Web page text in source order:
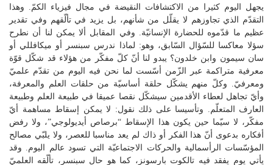
يجهل اليوم كثيرا من الاكتشافات النقيضة في مجال فيزياء الكمّ. وهذا
التقدّم الذي تجاوزهم لا يقلّل من شأنهم، بل يزيد في تألّقهم وفي تقدير
عظيم ما قدّموه للحضارة الإنسانيّة. وفي المقابل ألا يمكن لنا أن نطرح
سؤلا معاكسا للسّؤال السّابق، وهو: لماذا ندرس سبنسر أو ميكافللي أو
سان سيمون وابن خلدون؟ يبدو لنا أنّ كلّ مفكّر من هؤلاء قد شكّل قوّة
معرفية متراكمة عبر الزّمن أسّست لما نحن فيه اليوم من تقدّم علميّ
ومعرفيّ. وكلّ منهم يشكّل حلقة أساسيّة من حلقات العلم والمعرفة،
وأيّ تجاهل لعطاء الأقدمين سيشكّل نقصا عميقا في طبيعة العلم وطبيعة
العارف المتعلّم. وتأسيسا على ذلك نقول: لا يمكن إسقاط مساهمة أيّ
مفكّر، لا سيّما حين يكون هذا الإسقاط “برصاص أيديولوجي”، ولا رفض
أفكاره بدعوى أنّ هذا الفكر أو ذاك لم يعد مناسبا للعصر، ولا يلبّي مصالح
المؤسّسات الرأسمالية والحركات الاجتماعيّة التي تسود عالم اليوم. وقد
يأتي يوم يفقد فيه تالكوت بارسونز، كما هو حال سبنسر، تألّقه العلميّ